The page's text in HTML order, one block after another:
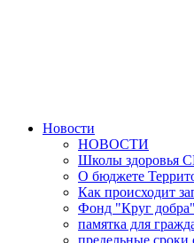
Новости
НОВОСТИ
Школы здоровья
О бюджете
Как происходит
Фонд "Круг добра"
памятка для
предельные